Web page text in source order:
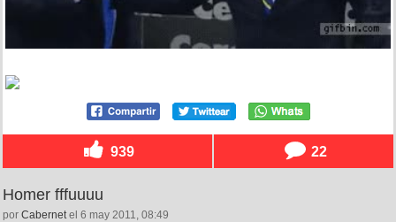
939 22
Homer fffuuuu
por Cabernet el 6 may 2011, 08:49